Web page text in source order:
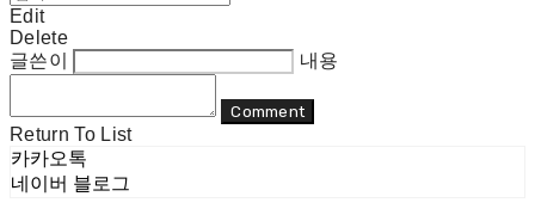
Edit
Delete
글쓴이
내용
Comment
Return To List
카카오톡
네이버 블로그